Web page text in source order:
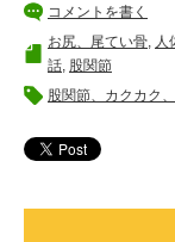
コメントを書く
お尻、尾てい骨
人
話 股関節
股関節、カクカク